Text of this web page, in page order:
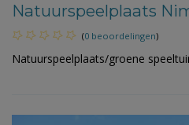
Natuurspeelplaats
(0 beoordelingen)
Natuurspeelplaats/groene